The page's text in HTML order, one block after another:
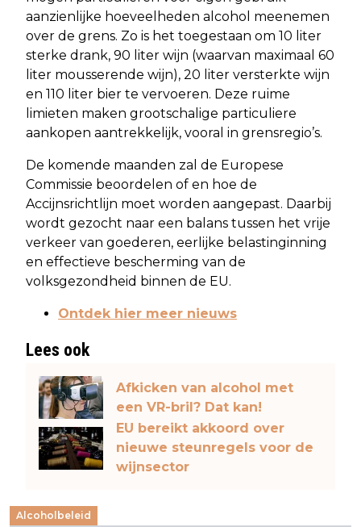
aanzienlijke hoeveelheden alcohol meenemen
over de grens. Zo is het toegestaan om 10 liter
sterke drank, 90 liter wijn (waarvan maximaal 60
liter mousserende wijn), 20 liter versterkte wijn
en 110 liter bier te vervoeren. Deze ruime
limieten maken grootschalige particuliere
aankopen aantrekkelijk, vooral in grensregio’s.
De komende maanden zal de Europese
Commissie beoordelen of en hoe de
Accijnsrichtlijn moet worden aangepast. Daarbij
wordt gezocht naar een balans tussen het vrije
verkeer van goederen, eerlijke belastinginning
en effectieve bescherming van de
volksgezondheid binnen de EU.
Ontdek hier meer nieuws
Lees ook
Afkicken van alcohol met
een VR-bril? Dat kan!
EU bereikt akkoord over
nieuwe steunregels voor de
wijnsector
Alcoholbeleid